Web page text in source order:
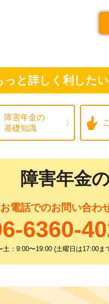
っと詳しく利した
障害年金の
基礎知識
障害年金
お電話でのお問い合わ
6360-
土：9:00〜19:00 (土曜日は17:00ま